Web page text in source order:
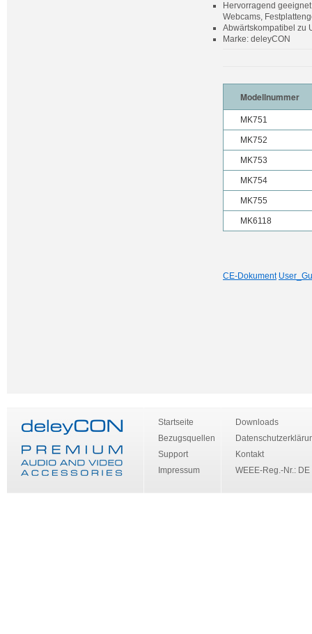
Hervorragend
Webcams,
Abwärtskompatibel zu
Marke: deleyCON
Modellnummer
MK751
MK752
MK753
MK754
MK755
MK6118
CE-Dokument
Startseite
Bezugsquellen
Support
Impressum
Downloads
Kontakt
WEEE-Reg.-Nr.: